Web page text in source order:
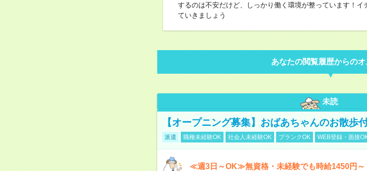
するのは不安だけど、しっかり働く環境が整っています！イ
ていきましょう
あなたの閲覧履歴からのオ
未読
【オープニング募集】おばあちゃんのお散歩
派遣 職種未経験OK 社会人未経験OK ブランクOK WEB登録・面接
≪週3日～OK≫無資格・未経験でも時給1450円～